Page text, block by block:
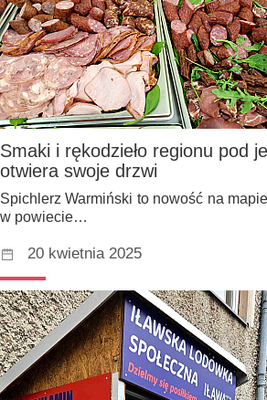
Smaki i rękodzieło regionu pod
otwiera swoje drzwi
Spichlerz Warmiński to nowość na
w powiecie…
20 kwietnia 2025